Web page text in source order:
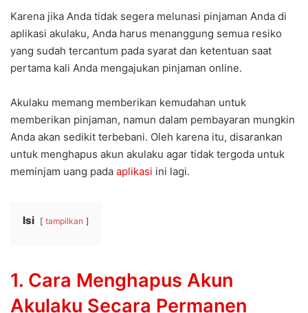
Karena jika Anda tidak segera melunasi pinjaman Anda di
aplikasi akulaku, Anda harus menanggung semua resiko
yang sudah tercantum pada syarat dan ketentuan saat
pertama kali Anda mengajukan pinjaman online.
Akulaku memang memberikan kemudahan untuk
memberikan pinjaman, namun dalam pembayaran mungkin
Anda akan sedikit terbebani. Oleh karena itu, disarankan
untuk menghapus akun akulaku agar tidak tergoda untuk
meminjam uang pada aplikasi ini lagi.
Isi tampilkan
1. Cara Menghapus Akun
Akulaku Secara Permanen